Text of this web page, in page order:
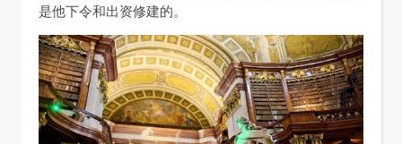
是他下令和出资修建的。